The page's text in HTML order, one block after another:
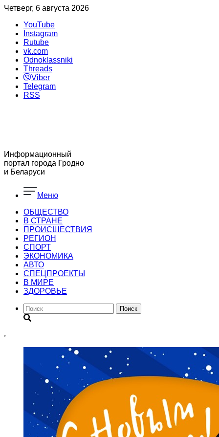
Четверг, 6 августа 2026
YouTube
Instagram
Rutube
vk.com
Odnoklassniki
Threads
Viber
Telegram
RSS
Информационный
портал города Гродно
и Беларуси
Меню
ОБЩЕСТВО
В СТРАНЕ
ПРОИСШЕСТВИЯ
РЕГИОН
CПОРТ
ЭКОНОМИКА
АВТО
СПЕЦПРОЕКТЫ
В МИРЕ
ЗДОРОВЬЕ
Поиск